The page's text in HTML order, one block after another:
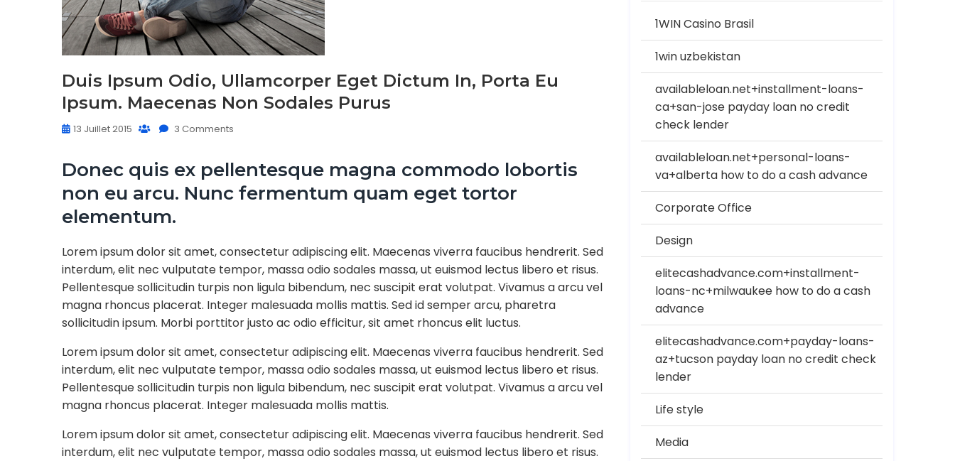
Duis Ipsum Odio, Ullamcorper Eget Dictum In, Porta Eu
Ipsum. Maecenas Non Sodales Purus
13 Juillet 2015 3 Comments
Donec quis ex pellentesque magna commodo lobortis
non eu arcu. Nunc fermentum quam eget tortor
elementum.
Lorem ipsum dolor sit amet, consectetur adipiscing elit. Maecenas viverra faucibus hendrerit. Sed
interdum, elit nec vulputate tempor, massa odio sodales massa, ut euismod lectus libero et risus.
Pellentesque sollicitudin turpis non ligula bibendum, nec suscipit erat volutpat. Vivamus a arcu vel
magna rhoncus placerat. Integer malesuada mollis mattis. Sed id semper arcu, pharetra
sollicitudin ipsum. Morbi porttitor justo ac odio efficitur, sit amet rhoncus elit luctus.
Lorem ipsum dolor sit amet, consectetur adipiscing elit. Maecenas viverra faucibus hendrerit. Sed
interdum, elit nec vulputate tempor, massa odio sodales massa, ut euismod lectus libero et risus.
Pellentesque sollicitudin turpis non ligula bibendum, nec suscipit erat volutpat. Vivamus a arcu vel
magna rhoncus placerat. Integer malesuada mollis mattis.
Lorem ipsum dolor sit amet, consectetur adipiscing elit. Maecenas viverra faucibus hendrerit. Sed
interdum, elit nec vulputate tempor, massa odio sodales massa, ut euismod lectus libero et risus.
1WIN Casino Brasil
1win uzbekistan
availableloan.net+installment-loans-
ca+san-jose payday loan no credit
check lender
availableloan.net+personal-loans-
va+alberta how to do a cash advance
Corporate Office
Design
elitecashadvance.com+installment-
loans-nc+milwaukee how to do a cash
advance
elitecashadvance.com+payday-loans-
az+tucson payday loan no credit check
lender
Life style
Media